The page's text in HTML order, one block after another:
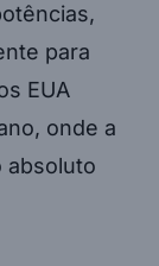
para
EUA
onde a
absoluto